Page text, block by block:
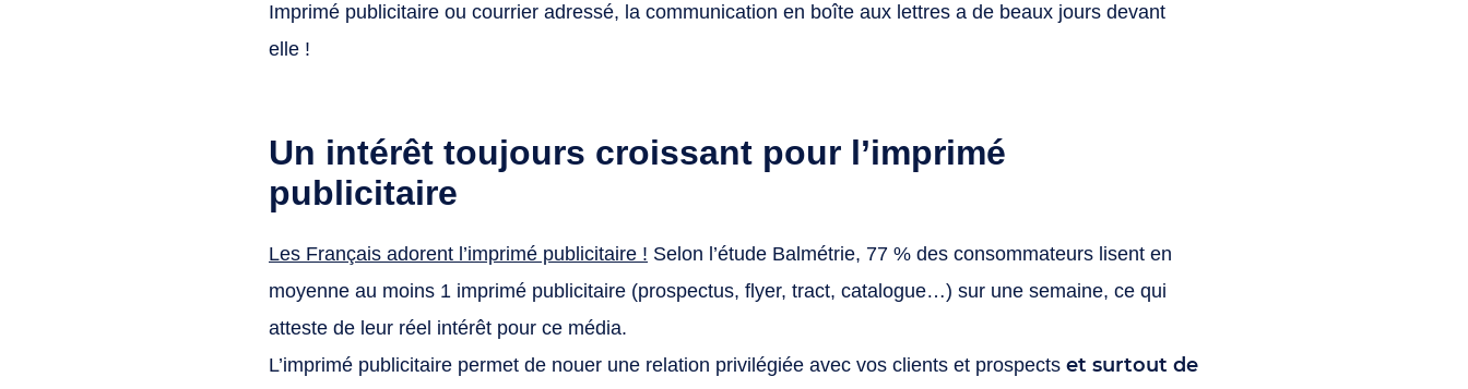
Imprimé publicitaire ou courrier adressé, la communication en boîte aux lettres a de beaux jours devant
elle !
Un intérêt toujours croissant pour l’imprimé
publicitaire
Les Français adorent l’imprimé publicitaire ! Selon l’étude Balmétrie, 77 % des consommateurs lisent en
moyenne au moins 1 imprimé publicitaire (prospectus, flyer, tract, catalogue…) sur une semaine, ce qui
atteste de leur réel intérêt pour ce média.
L’imprimé publicitaire permet de nouer une relation privilégiée avec vos clients et prospects et surtout de